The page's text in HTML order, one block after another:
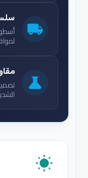
local_shipping
science
wb_sunny